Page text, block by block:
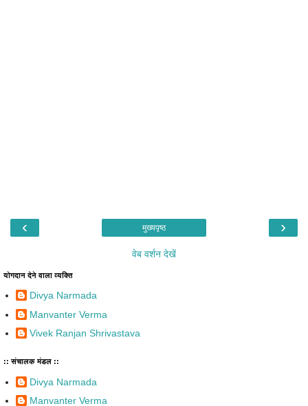
‹ ›
मुख्यपृष्ठ
वेब वर्शन देखें
योगदान देने वाला व्यक्ति
Divya Narmada
Manvanter Verma
Vivek Ranjan Shrivastava
:: संचालक मंडल ::
Divya Narmada
Manvanter Verma